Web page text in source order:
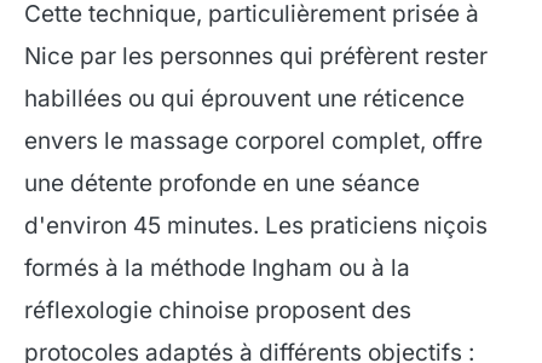
Cette technique, particulièrement prisée à
Nice par les personnes qui préfèrent rester
habillées ou qui éprouvent une réticence
envers le massage corporel complet, offre
une détente profonde en une séance
d'environ 45 minutes. Les praticiens niçois
formés à la méthode Ingham ou à la
réflexologie chinoise proposent des
protocoles adaptés à différents objectifs :